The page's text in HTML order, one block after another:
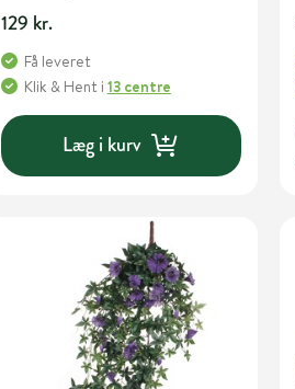
129 kr.
Få leveret
Klik & Hent i 13 centre
Læg i kurv